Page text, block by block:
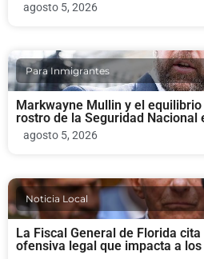
agosto 5, 2026
Para Inmigrantes
Markwayne Mullin y el
rostro de la Seguridad Nacional
agosto 5, 2026
Noticia Local
La Fiscal General de Florida
ofensiva legal que impacta a